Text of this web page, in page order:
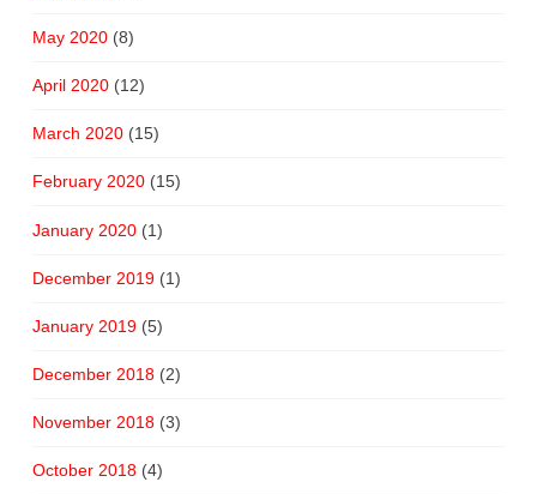
May 2020(8)
April 2020(12)
March 2020(15)
February 2020(15)
January 2020(1)
December 2019(1)
January 2019(5)
December 2018(2)
November 2018(3)
October 2018(4)